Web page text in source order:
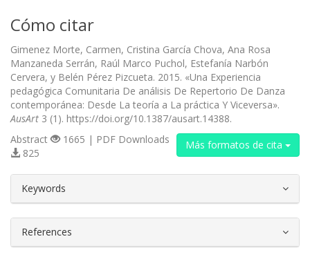
Cómo citar
Gimenez Morte, Carmen, Cristina García Chova, Ana Rosa
Manzaneda Serrán, Raúl Marco Puchol, Estefanía Narbón
Cervera, y Belén Pérez Pizcueta. 2015. «Una Experiencia
pedagógica Comunitaria De análisis De Repertorio De Danza
contemporánea: Desde La teoría a La práctica Y Viceversa».
AusArt 3 (1). https://doi.org/10.1387/ausart.14388.
Más formatos de cita
Abstract
1665 | PDF Downloads
825
Keywords
References